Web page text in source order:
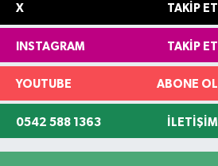
X TAKIP ET
INSTAGRAM TAKIP ET
YOUTUBE ABONE OL
0542 588 1363 İLETIŞIM